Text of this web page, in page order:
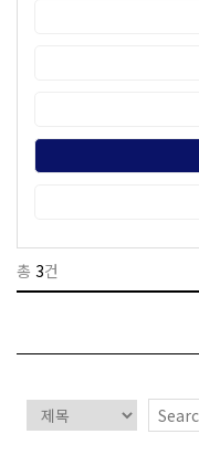
총 3건